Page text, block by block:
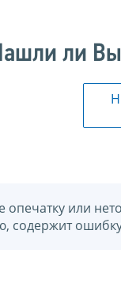
ли
опечатку или
содержит